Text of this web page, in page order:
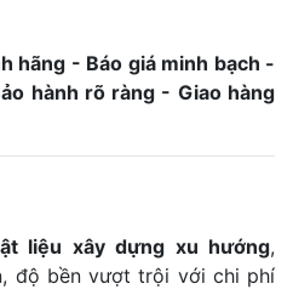
hãng - Báo giá minh bạch -
hành rõ ràng - Giao hàng
liệu xây dựng xu hướng,
độ bền vượt trội với chi phí